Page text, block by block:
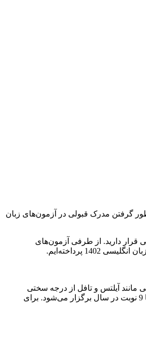
گرفتن مدرک قبولی در آزمون‌های زبان
قرار دارید. از طرفی آزمون‌های
مانند آیلتس و تافل از درجه سختی
کمتری برخوردار است. برای اینکه بتوان در مصاحبه دکترا امتیاز بیشتری کسب کرد، شرکت در این آزمون واجب بوده و توسط معاونت دانشجویی وزارت علوم در 7 تا 9 نوبت در سال برگزار می‌شود. برای